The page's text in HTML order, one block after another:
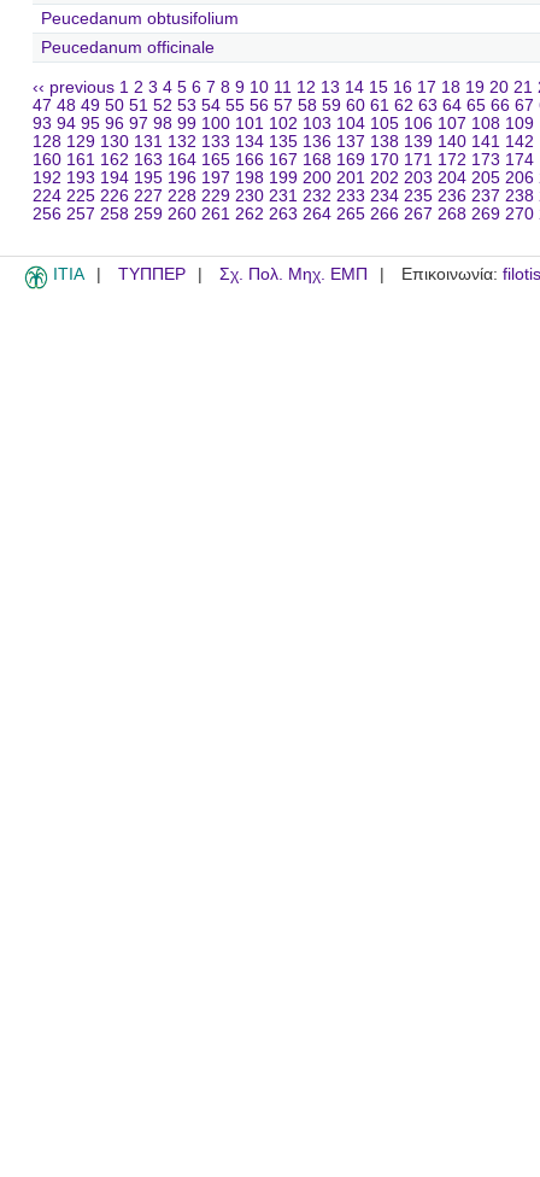
Peucedanum obtusifolium
Peucedanum officinale
‹‹ previous 1 2 3 4 5 6 7 8 9 10 11 12 13 14 15 16 17 18 19 20 21
47 48 49 50 51 52 53 54 55 56 57 58 59 60 61 62 63 64 65 66 67
93 94 95 96 97 98 99 100 101 102 103 104 105 106 107 108 109
128 129 130 131 132 133 134 135 136 137 138 139 140 141 142
160 161 162 163 164 165 166 167 168 169 170 171 172 173 174
192 193 194 195 196 197 198 199 200 201 202 203 204 205 206
224 225 226 227 228 229 230 231 232 233 234 235 236 237 238
256 257 258 259 260 261 262 263 264 265 266 267 268 269 270
ITIA ΤΥΠΠΕΡ Σχ. Πολ. Μηχ. ΕΜΠ Επικοινωνία: